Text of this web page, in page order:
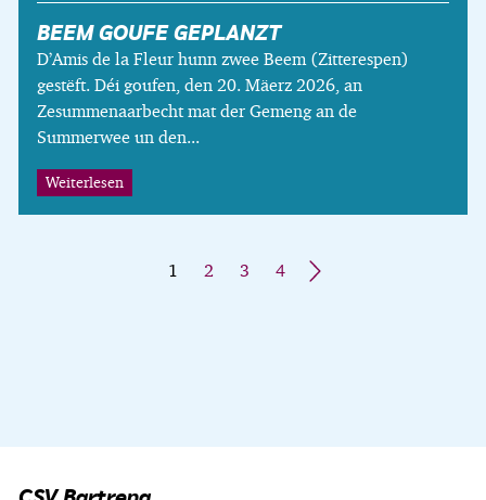
BEEM GOUFE GEPLANZT
D’Amis de la Fleur hunn zwee Beem (Zitterespen)
gestëft. Déi goufen, den 20. Mäerz 2026, an
Zesummenaarbecht mat der Gemeng an de
Summerwee un den...
Weiterlesen
1 2 3 4 »